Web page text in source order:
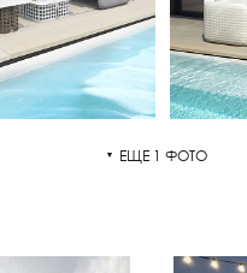
ЕЩЕ 1 ФОТО